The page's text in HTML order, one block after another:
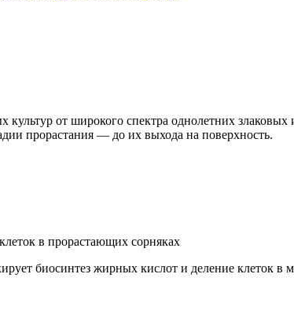
культур от широкого спектра однолетних злаковых
прорастания — до их выхода на поверхность.
в прорастающих сорняках
биосинтез жирных кислот и деление клеток в